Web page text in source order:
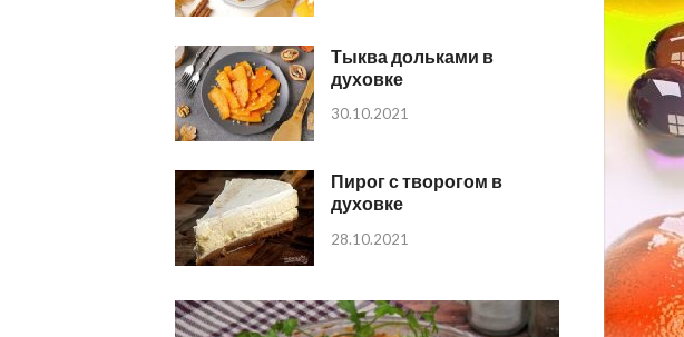
Тыква дольками в
духовке
30.10.2021
Пирог с творогом в
духовке
28.10.2021